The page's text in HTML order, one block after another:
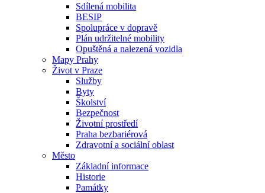
Sdílená mobilita
BESIP
Spolupráce v dopravě
Plán udržitelné mobility
Opuštěná a nalezená vozidla
Mapy Prahy
Život v Praze
Služby
Byty
Školství
Bezpečnost
Životní prostředí
Praha bezbariérová
Zdravotní a sociální oblast
Město
Základní informace
Historie
Památky